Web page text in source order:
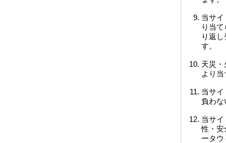
当サ
り当
り返
す。
天災
より
当サ
負わ
当サ
性・安
ータ